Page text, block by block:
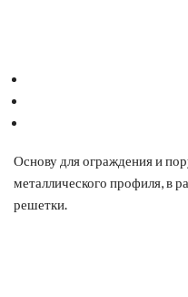
Основу для ограждения и
металлического профиля, в
решетки.